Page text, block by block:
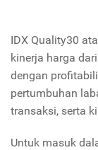
IDX Quality30
kinerja harga
dengan
pertumbuhan
transaksi, serta
Untuk masuk